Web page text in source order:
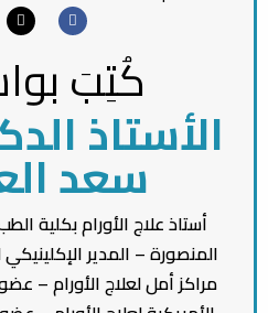
F
a
c
o
o
X
-
t
t
r
كُتِبَ
الأستاذ
سعد
أستاذ علاج الأورام بكلية
المنصورة – المدير
مراكز أمل لعلاج الأورام –